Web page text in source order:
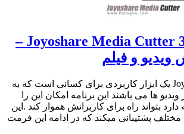
دانلود Joyoshare Media Cutter 3.2.1.44 –
ویدیو و فیلم
Joyoshare Media Cutter یک ابزار کاربردی برای کسانی است که به
ها می باشند این برنامه امکان این را
دارد بتواند راه برای کاربرانش هموار کند .این
پشتیبانی میکند که در ادامه این فرمت